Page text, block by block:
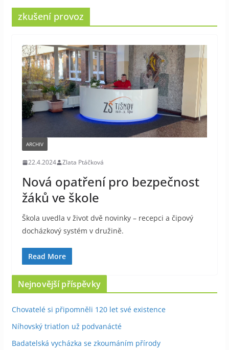
zkušení provoz
ARCHIV
22.4.2024 Zlata Ptáčková
Nová opatření pro bezpečnost
žáků ve škole
Škola uvedla v život dvě novinky – recepci a čipový
docházkový systém v družině.
Read More
Nejnovější příspěvky
Chovatelé si připomněli 120 let své existence
Níhovský triatlon už podvanácté
Badatelská vycházka se zkoumáním přírody